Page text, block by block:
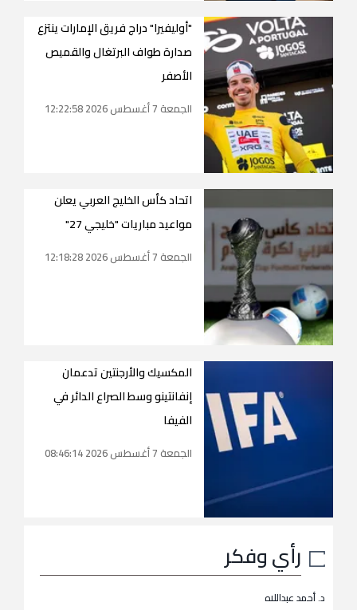
"أوليفيرا" دراج فريق الإمارات ينتزع
صدارة طواف البرتغال والقميص
الأصفر
الجمعة 7 أغسطس 2026 12:22:58
اتحاد كأس الخليج العربي يعلن
مواعيد مباريات "خليجي 27"
الجمعة 7 أغسطس 2026 12:18:28
المكسيك والأرجنتين تدعمان
إنفانتينو وسط الصراع الدائر في
الفيفا
الجمعة 7 أغسطس 2026 08:46:14
رأي وفكر
د. أحمد عبداللاه